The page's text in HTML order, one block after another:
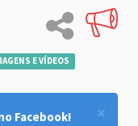
E VÍDEOS
×
Facebook!